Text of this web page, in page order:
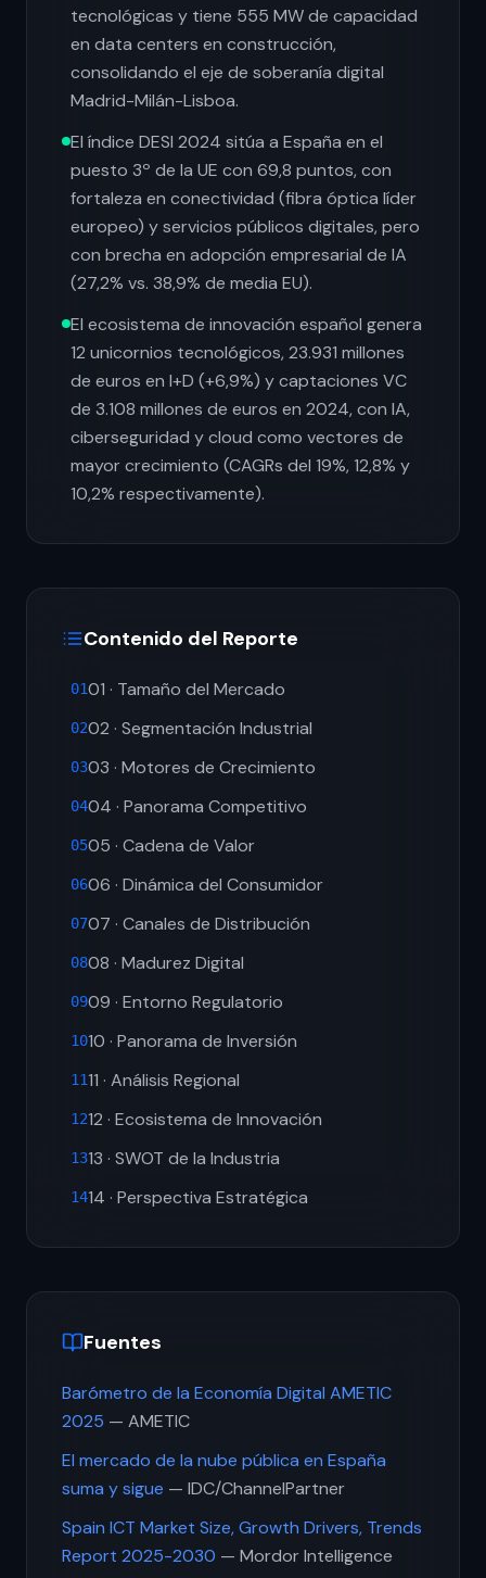
tecnológicas y tiene 555 MW de capacidad
en data centers en construcción,
consolidando el eje de soberanía digital
Madrid-Milán-Lisboa.
El índice DESI 2024 sitúa a España en el
puesto 3º de la UE con 69,8 puntos, con
fortaleza en conectividad (fibra óptica líder
europeo) y servicios públicos digitales, pero
con brecha en adopción empresarial de IA
(27,2% vs. 38,9% de media EU).
El ecosistema de innovación español genera
12 unicornios tecnológicos, 23.931 millones
de euros en I+D (+6,9%) y captaciones VC
de 3.108 millones de euros en 2024, con IA,
ciberseguridad y cloud como vectores de
mayor crecimiento (CAGRs del 19%, 12,8% y
10,2% respectivamente).
Contenido del Reporte
0101 · Tamaño del Mercado
0202 · Segmentación Industrial
0303 · Motores de Crecimiento
0404 · Panorama Competitivo
0505 · Cadena de Valor
0606 · Dinámica del Consumidor
0707 · Canales de Distribución
0808 · Madurez Digital
0909 · Entorno Regulatorio
1010 · Panorama de Inversión
1111 · Análisis Regional
1212 · Ecosistema de Innovación
1313 · SWOT de la Industria
1414 · Perspectiva Estratégica
Fuentes
Barómetro de la Economía Digital AMETIC
2025 — AMETIC
El mercado de la nube pública en España
suma y sigue — IDC/ChannelPartner
Spain ICT Market Size, Growth Drivers, Trends
Report 2025-2030 — Mordor Intelligence